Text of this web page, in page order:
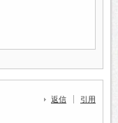
返信 引用